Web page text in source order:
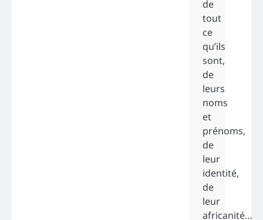
de
tout
ce
qu’ils
sont,
de
leurs
noms
et
prénoms,
de
leur
identité,
de
leur
africanité…